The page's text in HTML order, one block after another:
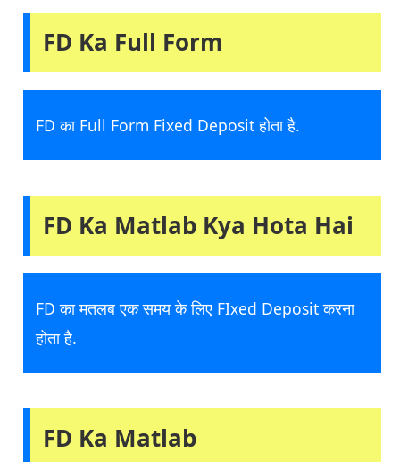
FD Ka Full Form
FD का Full Form Fixed Deposit होता है.
FD Ka Matlab Kya Hota Hai
FD का मतलब एक समय के लिए FIxed Deposit करना
होता है.
FD Ka Matlab